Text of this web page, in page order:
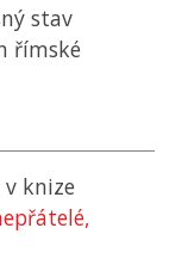
stav
římské
knize